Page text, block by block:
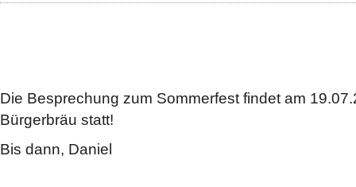
Die Besprechung zum Sommerfest findet am
Bürgerbräu statt!
Bis dann, Daniel